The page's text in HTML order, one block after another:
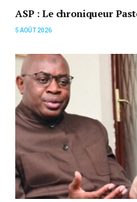
ASP : Le chroniqueur
5 AOÛT 2026